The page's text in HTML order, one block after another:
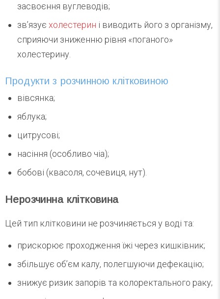
засвоєння вуглеводів;
зв’язує холестерин і виводить його з організму,
сприяючи зниженню рівня «поганого»
холестерину.
Продукти з розчинною клітковиною
вівсянка;
яблука;
цитрусові;
насіння (особливо чіа);
бобові (квасоля, сочевиця, нут).
Нерозчинна клітковина
Цей тип клітковини не розчиняється у воді та:
прискорює проходження їжі через кишківник;
збільшує об’єм калу, полегшуючи дефекацію;
знижує ризик запорів та колоректального раку;